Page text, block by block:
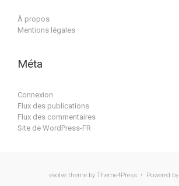
À propos
Mentions légales
Méta
Connexion
Flux des publications
Flux des commentaires
Site de WordPress-FR
evolve theme by Theme4Press • Powered by